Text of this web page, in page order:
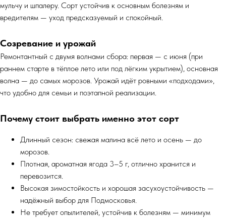
мульчу и шпалеру. Сорт устойчив к основным болезням и
вредителям — уход предсказуемый и спокойный.
Созревание и урожай
Ремонтантный с двумя волнами сбора: первая — с июня (при
раннем старте в тёплое лето или под лёгким укрытием), основная
волна — до самых морозов. Урожай идёт ровными «подходами»,
что удобно для семьи и поэтапной реализации.
Почему стоит выбрать именно этот сорт
Длинный сезон: свежая малина всё лето и осень — до
морозов.
Плотная, ароматная ягода 3–5 г, отлично хранится и
перевозится.
Высокая зимостойкость и хорошая засухоустойчивость —
надёжный выбор для Подмосковья.
Не требует опылителей, устойчив к болезням — минимум